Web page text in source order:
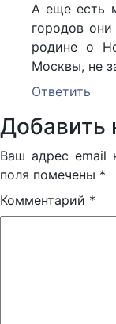
А еще есть
городов
родине о
Москвы, не
Ответить
Добавить
Ваш адрес email
поля помечены *
Комментарий *